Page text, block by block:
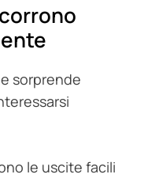
sorprende
le uscite facili